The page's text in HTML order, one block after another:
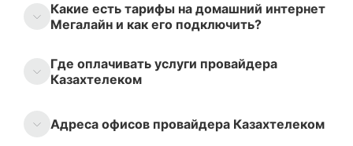
Какие есть тарифы на домашний интернет
Мегалайн и как его подключить?
Где оплачивать услуги провайдера
Казахтелеком
Адреса офисов провайдера Казахтелеком